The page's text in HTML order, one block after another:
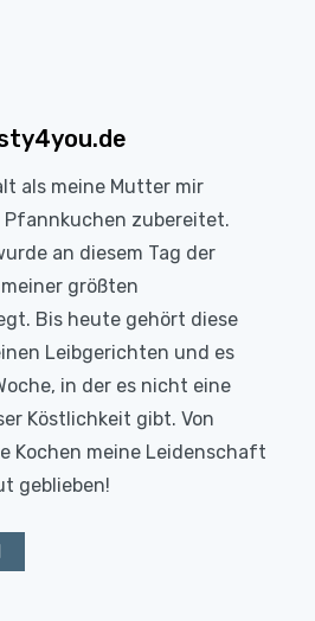
als meine Mutter mir
Pfannkuchen zubereitet.
an diesem Tag der
größten
Bis heute gehört diese
Leibgerichten und es
in der es nicht eine
Köstlichkeit gibt. Von
Kochen meine Leidenschaft
geblieben!